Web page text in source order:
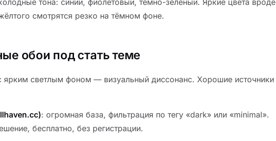
смотрятся резко на тёмном фоне.
обои под стать теме
ярким светлым фоном — визуальный диссонанс. Хорошие источники
: огромная база, фильтрация по тегу «dark» или «minimal».
бесплатно, без регистрации.